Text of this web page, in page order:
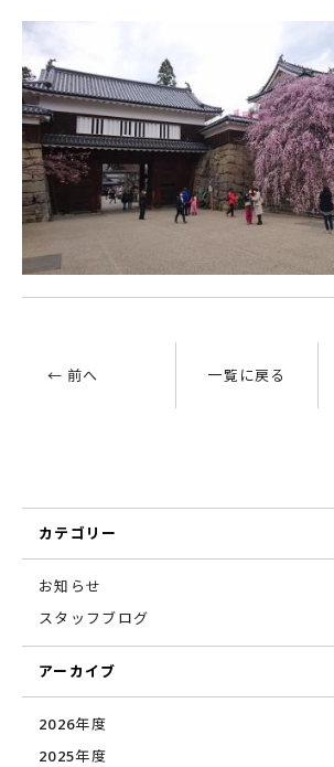
← 前へ 一覧に戻る
カテゴリー
お知らせ
スタッフブログ
アーカイブ
2026年度
2025年度